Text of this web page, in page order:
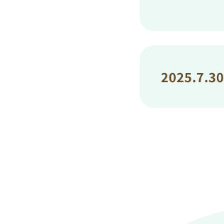
2025.7.30